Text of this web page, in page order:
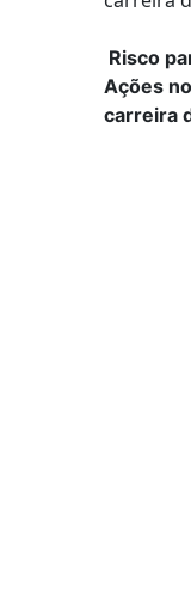
Risco
Ações
carreira